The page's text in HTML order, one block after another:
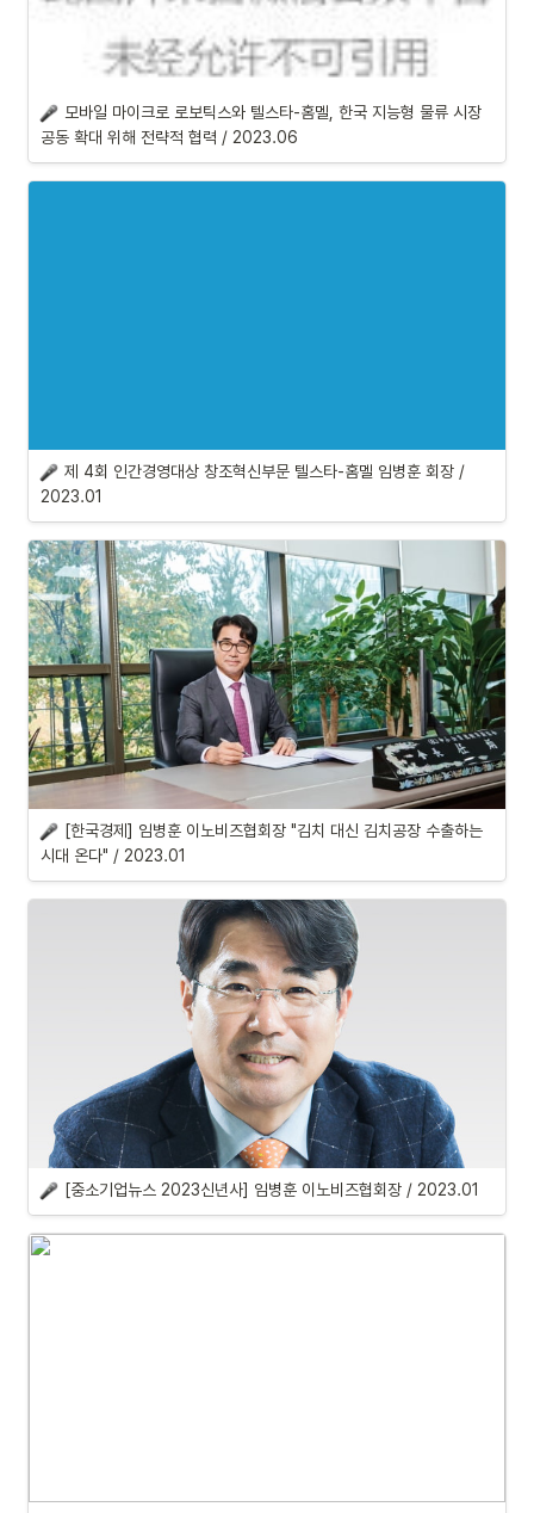
모바일 마이크로 로보틱스와 텔스타-홈멜, 한국 지능형 물류 시장
공동 확대 위해 전략적 협력 / 2023.06
제 4회 인간경영대상 창조혁신부문 텔스타-홈멜 임병훈 회장 /
2023.01
[한국경제] 임병훈 이노비즈협회장 "김치 대신 김치공장 수출하는
시대 온다" / 2023.01
[중소기업뉴스 2023신년사] 임병훈 이노비즈협회장 / 2023.01